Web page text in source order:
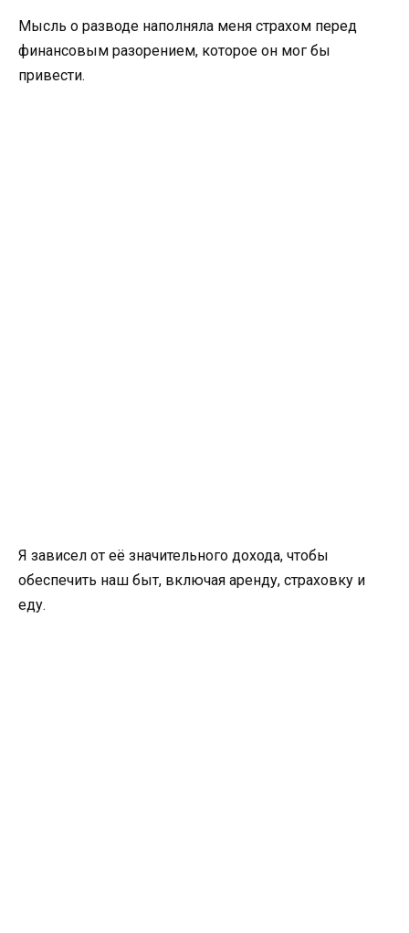
Мысль о разводе наполняла меня страхом перед
финансовым разорением, которое он мог бы
привести.
Я зависел от её значительного дохода, чтобы
обеспечить наш быт, включая аренду, страховку и
еду.